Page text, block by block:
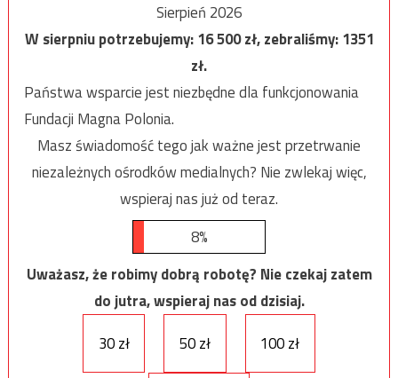
Sierpień 2026
W sierpniu potrzebujemy:16 500zł, zebraliśmy:1351
zł.
Państwa wsparcie jest niezbędne dla funkcjonowania
Fundacji Magna Polonia.
Masz świadomość tego jak ważne jest przetrwanie
niezależnych ośrodków medialnych? Nie zwlekaj więc,
wspieraj nas już od teraz.
8%
Uważasz, że robimy dobrą robotę? Nie czekaj zatem
do jutra, wspieraj nas od dzisiaj.
30 zł
50 zł 100 zł